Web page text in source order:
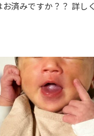
お済みですか？？ 詳